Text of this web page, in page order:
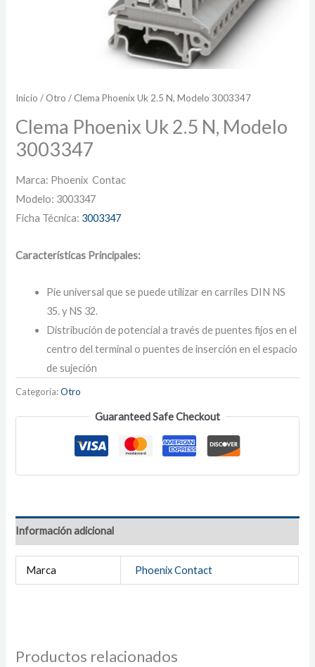
Inicio / Otro / Clema Phoenix Uk 2.5 N, Modelo 3003347
Clema Phoenix Uk 2.5 N, Modelo
3003347
Marca: Phoenix Contac
Modelo: 3003347
Ficha Técnica: 3003347
Características Principales:
Pie universal que se puede utilizar en carriles DIN NS
35. y NS 32.
Distribución de potencial a través de puentes fijos en el
centro del terminal o puentes de inserción en el espacio
de sujeción
Categoría:Otro
Guaranteed Safe Checkout
Información adicional
Marca Phoenix Contact
Productos relacionados